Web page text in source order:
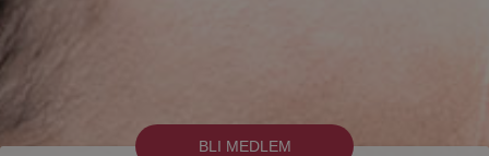
BLI MEDLEM